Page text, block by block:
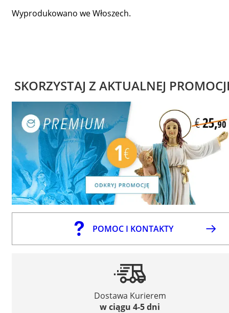
Wyprodukowano we Włoszech.
SKORZYSTAJ Z AKTUALNEJ
POMOC I KONTAKTY
Dostawa Kurierem
w ciągu 4-5 dni